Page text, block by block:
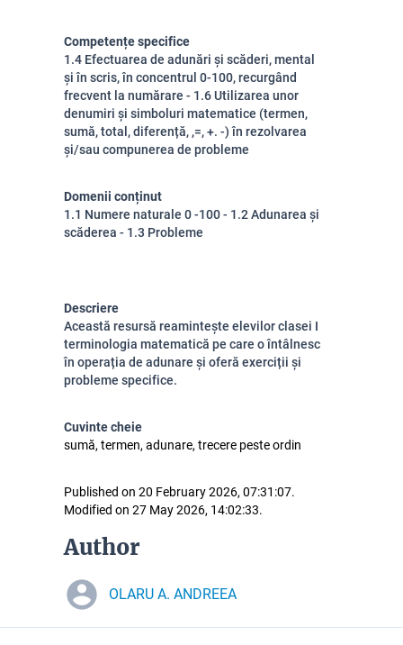
Competențe specifice
1.4 Efectuarea de adunări și scăderi, mental
și în scris, în concentrul 0-100, recurgând
frecvent la numărare - 1.6 Utilizarea unor
denumiri și simboluri matematice (termen,
sumă, total, diferență, ,=, +. -) în rezolvarea
și/sau compunerea de probleme
Domenii conținut
1.1 Numere naturale 0 -100 - 1.2 Adunarea și
scăderea - 1.3 Probleme
Descriere
Această resursă reamintește elevilor clasei I
terminologia matematică pe care o întâlnesc
în operația de adunare și oferă exerciții și
probleme specifice.
Cuvinte cheie
sumă, termen, adunare, trecere peste ordin
Published on 20 February 2026, 07:31:07.
Modified on 27 May 2026, 14:02:33.
Author
OLARU A. ANDREEA